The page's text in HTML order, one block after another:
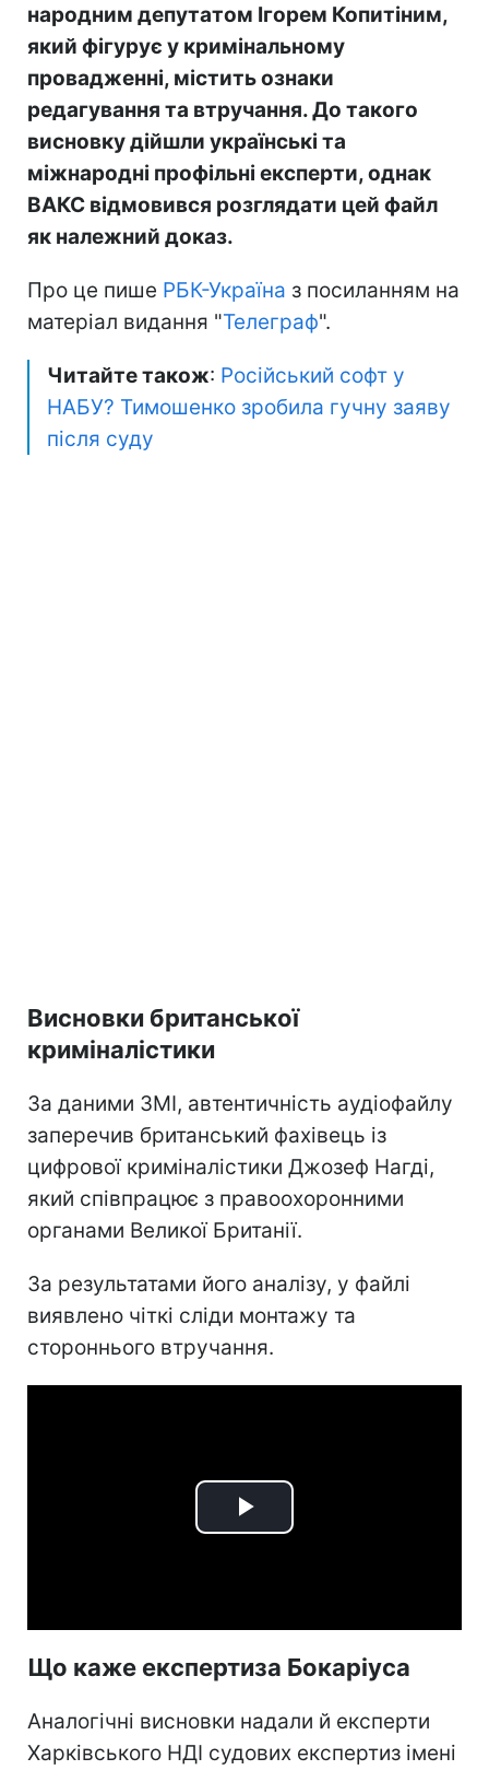
народним депутатом Ігорем Копитіним,
який фігурує у кримінальному
провадженні, містить ознаки
редагування та втручання. До такого
висновку дійшли українські та
міжнародні профільні експерти, однак
ВАКС відмовився розглядати цей файл
як належний доказ.
Про це пише РБК-Україна з посиланням на
матеріал видання "Телеграф".
Читайте також: Російський софт у
НАБУ? Тимошенко зробила гучну заяву
після суду
Висновки британської
криміналістики
За даними ЗМІ, автентичність аудіофайлу
заперечив британський фахівець із
цифрової криміналістики Джозеф Нагді,
який співпрацює з правоохоронними
органами Великої Британії.
За результатами його аналізу, у файлі
виявлено чіткі сліди монтажу та
стороннього втручання.
Play
Що каже експертиза Бокаріуса
Аналогічні висновки надали й експерти
Харківського НДІ судових експертиз імені